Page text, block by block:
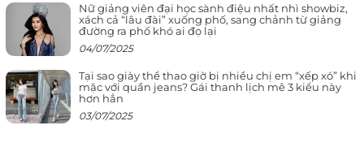
Nữ giảng viên đại học sành điệu nhất nhì showbiz,
xách cả “lâu đài” xuống phố, sang chảnh từ giảng
đường ra phố khó ai đọ lại
04/07/2025
Tại sao giày thể thao giờ bị nhiều chị em “xếp xó” khi
mặc với quần jeans? Gái thanh lịch mê 3 kiểu này
hơn hẳn
03/07/2025